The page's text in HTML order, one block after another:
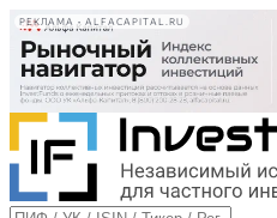
РЕКЛАМА • ALFACAPITAL.RU